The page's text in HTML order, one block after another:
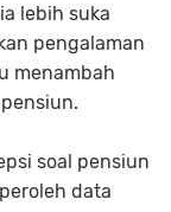
lebih suka
pengalaman
menambah
soal pensiun
data